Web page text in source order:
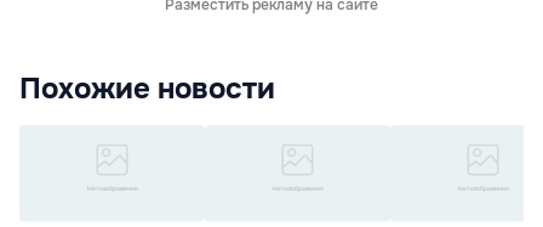
Разместить рекламу на сайте
Похожие новости